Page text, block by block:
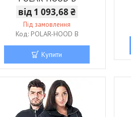
від 1 093,68 ₴
Під замовлення
POLAR-HOOD B
Купити